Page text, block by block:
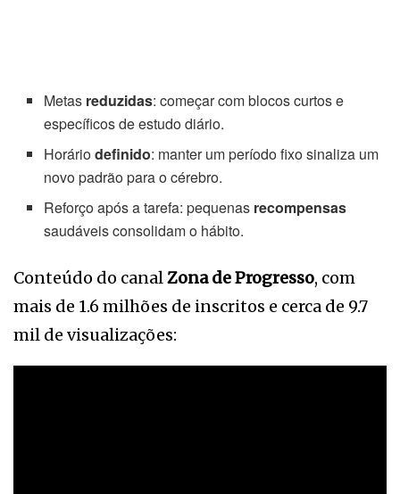
Metas reduzidas: começar com blocos curtos e
específicos de estudo diário.
Horáriodefinido: manter um período fixo sinaliza um
novo padrão para o cérebro.
Reforço após a tarefa: pequenas recompensas
saudáveis consolidam o hábito.
Conteúdo do canalZona de Progresso, com
mais de 1.6 milhões de inscritos e cerca de 9.7
mil de visualizações: